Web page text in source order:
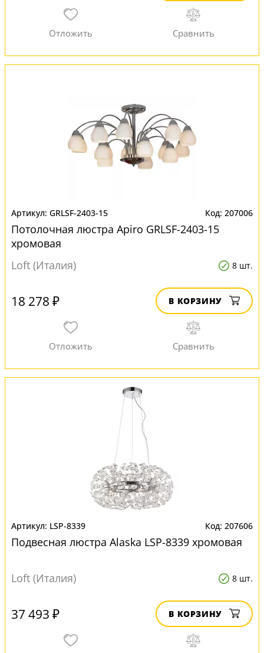
GRLSF-2403-15 207006
Потолочная люстра Apiro GRLSF-2403-15
хромовая
Loft (Италия)
8 шт.
18 278 ₽ В КОРЗИНУ
LSP-8339 207606
Подвесная люстра Alaska LSP-8339 хромовая
Loft (Италия) 8 шт.
37 493 ₽ В КОРЗИНУ